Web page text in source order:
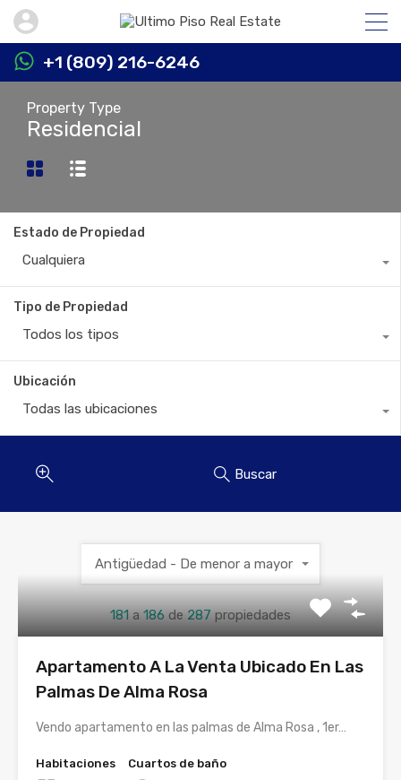
+1 (809) 216-6246
Property Type
Residencial
Estado de Propiedad
Cualquiera
Tipo de Propiedad
Todos los tipos
Ubicación
Todas las ubicaciones
Buscar
181 a186 de287 propiedades
Antigüedad - De menor a mayor
Apartamento A La Venta Ubicado En Las
Palmas De Alma Rosa
Vendo apartamento en las palmas de Alma Rosa , 1er…
Habitaciones
Cuartos de baño